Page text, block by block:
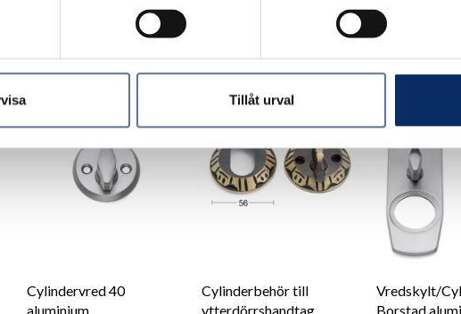
Tillåt urval
exkl. moms: 160kr exkl. moms:
Cylindervred 40
aluminium
Cylinderbehör till
ytterdörrshandtag
Vredskylt/
Borstad